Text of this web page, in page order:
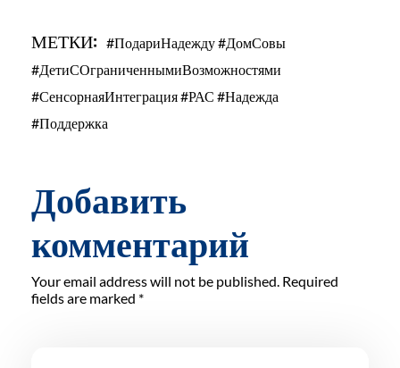
МЕТКИ: #ПодариНадежду #ДомСовы
#ДетиСОграниченнымиВозможностями
#СенсорнаяИнтеграция #РАС #Надежда
#Поддержка
Добавить
комментарий
Your email address will not be published. Required
fields are marked *